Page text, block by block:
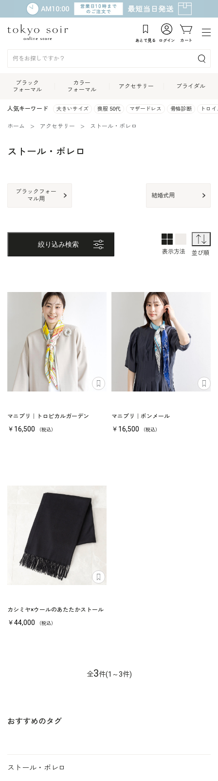
あとで見る ログイン カート
ブラック
フォーマル
カラー
フォーマル
アクセサリー ブライダル
人気キーワード 大きいサイズ 喪服 50代 マザードレス 骨格診断 トロ
ホーム アクセサリー ストール・ボレロ
ストール・ボレロ
ブラックフォー
マル用
結婚式用
絞り込み検索
表示方法
1列表示
並び順
マニプリ｜トロピカルガーデン
￥16,500 （税込）
マニプリ｜ボンメール
￥16,500 （税込）
カシミヤ×ウールのあたたかストール
￥44,000 （税込）
全3件(1～3件)
おすすめのタグ
ストール・ボレロ